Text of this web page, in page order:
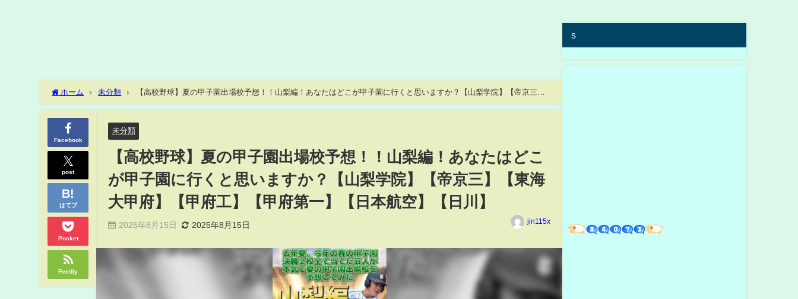
ホーム 未分類
【高校野球】夏の甲子園出場校予想！！山梨編！あなたはどこが甲子園に行くと思いますか？【山梨学院】【帝京三】
【東海大甲府】【甲府工】【甲府第一】【日本航空】【日川】
Facebook
post
はてブ
Pocket
Feedly
未分類
【高校野球】夏の甲子園出場校予想！！山梨編！あなたはどこ
が甲子園に行くと思いますか？【山梨学院】【帝京三】【東海
大甲府】【甲府工】【甲府第一】【日本航空】【日川】
2025年8月15日 2025年8月15日 jin115x
s